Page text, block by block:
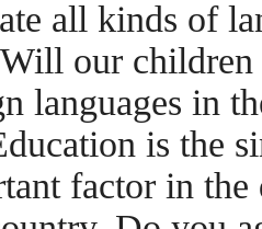
all kinds of
our children
languages in
is the
factor in the